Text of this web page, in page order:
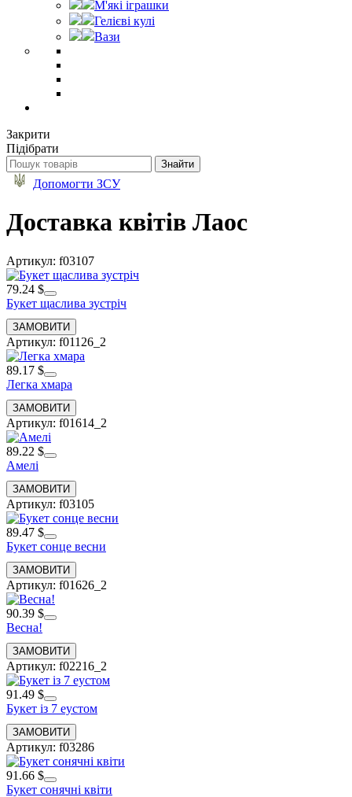
М'які іграшки
Гелієві кулі
Вази
Закрити
Підібрати
Допомогти ЗСУ
Доставка квітів Лаос
Артикул: f03107
79.24 $
Букет щаслива зустріч
Артикул: f01126_2
89.17 $
Легка хмара
Артикул: f01614_2
89.22 $
Амелі
Артикул: f03105
89.47 $
Букет сонце весни
Артикул: f01626_2
90.39 $
Весна!
Артикул: f02216_2
91.49 $
Букет із 7 еустом
Артикул: f03286
91.66 $
Букет сонячні квіти